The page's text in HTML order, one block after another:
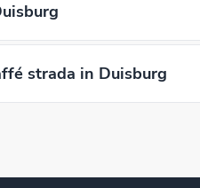
strada in Duisburg